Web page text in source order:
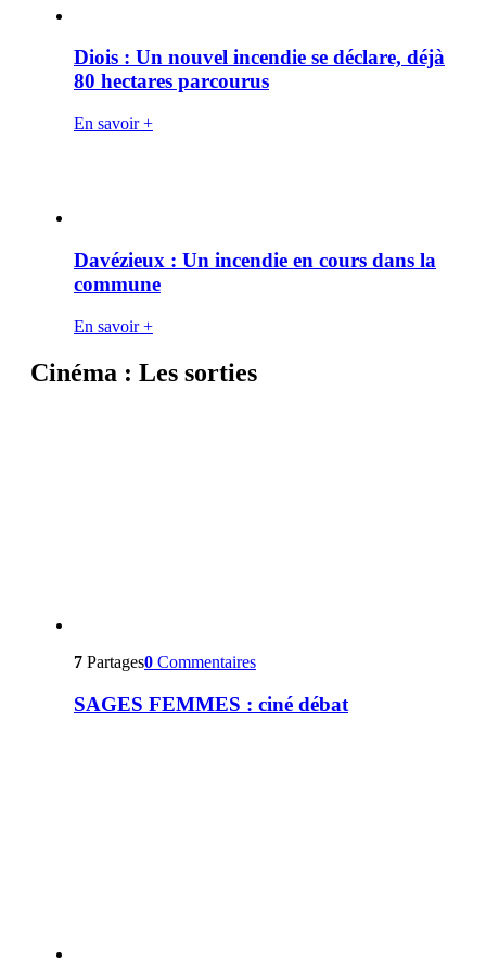
Diois : Un nouvel incendie se déclare, déjà
80 hectares parcourus
En savoir +
Davézieux : Un incendie en cours dans la
commune
En savoir +
Cinéma : Les sorties
7 Partages0 Commentaires
SAGES FEMMES : ciné débat